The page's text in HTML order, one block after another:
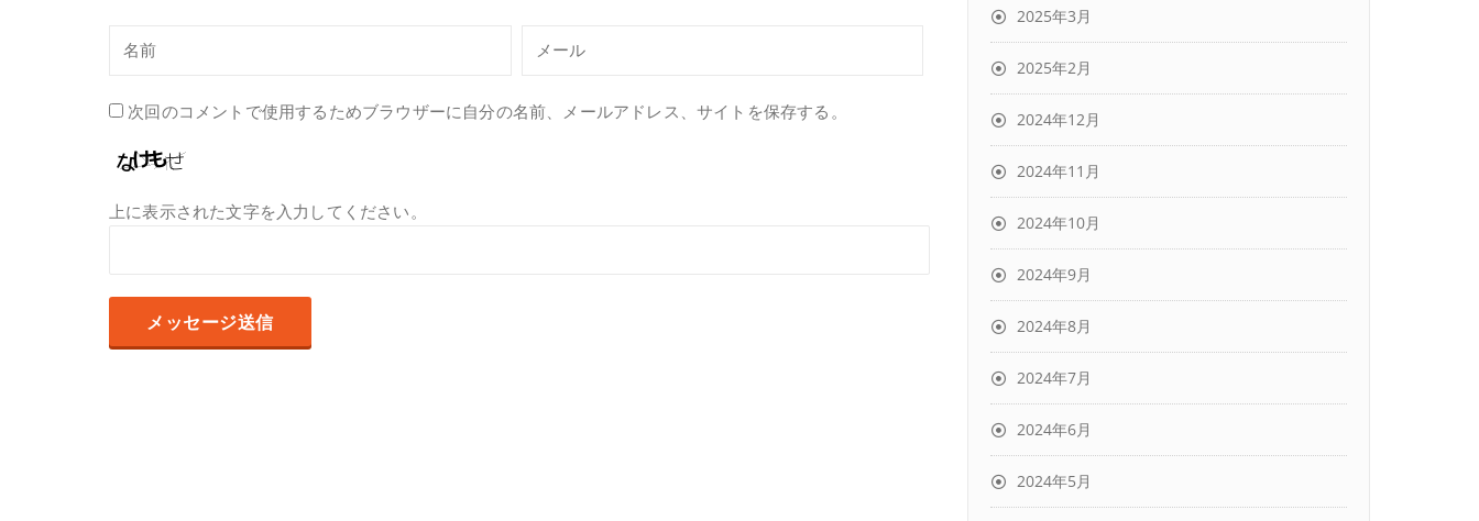
次回のコメントで使用するためブラウザーに自分の名前、メールアドレス、サイトを保存する。
上に表示された文字を入力してください。
2025年3月
2025年2月
2024年12月
2024年11月
2024年10月
2024年9月
2024年8月
2024年7月
2024年6月
2024年5月